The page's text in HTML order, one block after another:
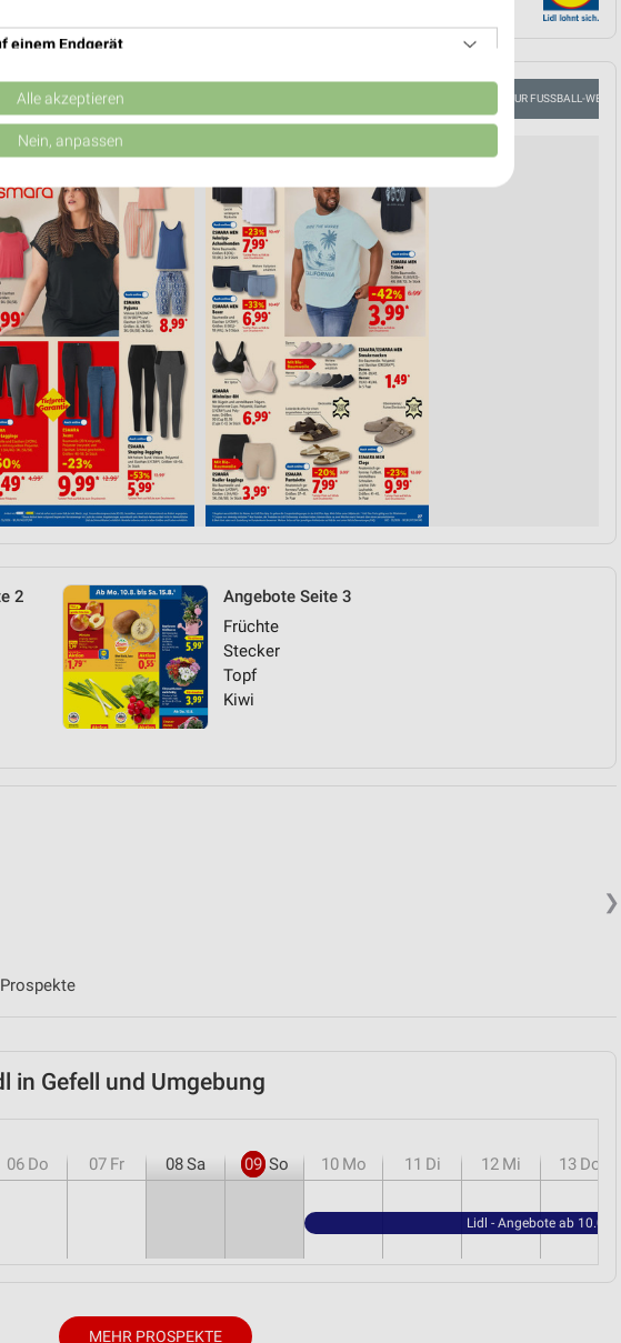
ANGEBOTE ANGEBOTE ZUR FUSSBALL-
2
Angebote Seite 3
Früchte
Stecker
Topf
Kiwi
❯
in Gefell und Umgebung
06 Do 07 Fr 08Sa 09 So 10 Mo 11 Di 12 Mi 13 Do
Lidl - Angebote ab 10.08.
MEHR PROSPEKTE
einem Endgerät
Inhalten
Inhalte
von Daten aus verschiedenen
Inhalten
identifizieren
Alle akzeptieren
Nein, anpassen